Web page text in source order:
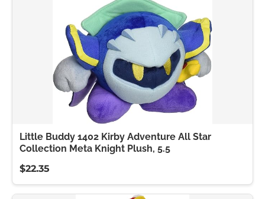
Little Buddy 1402 Kirby Adventure All Star
Collection Meta Knight Plush, 5.5
$22.35